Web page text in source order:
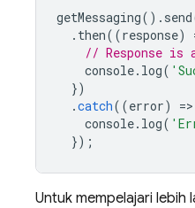
getMessaging(). send
. then((response)
// Response is
console. log(
})
.catch((error) =>
console. log(
});
Untuk mempelajari lebih